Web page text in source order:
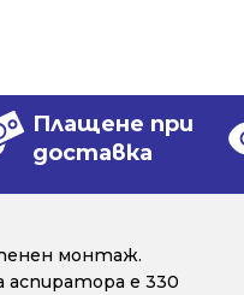
Плащене при
доставка
монтаж.
е 330